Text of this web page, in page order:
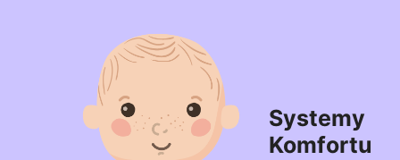
Systemy
Komfortu